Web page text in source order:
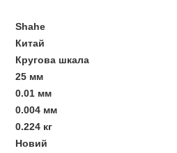
Shahe
Китай
Кругова шкала
25 мм
0.01 мм
0.004 мм
0.224 кг
Новий